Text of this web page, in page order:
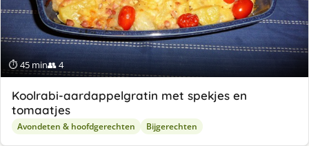
⏱ 45 min👥 4
Koolrabi-aardappelgratin met spekjes en
tomaatjes
Avondeten & hoofdgerechten Bijgerechten